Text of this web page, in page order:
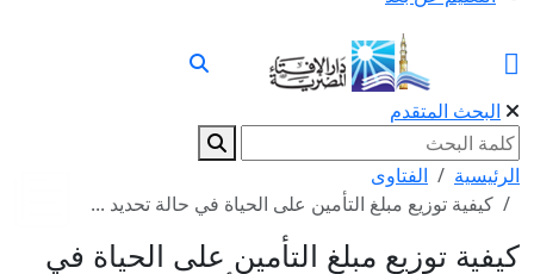
البحث المتقدم
الرئيسية
الفتاوى
كيفية توزيع مبلغ التأمين على الحياة في حالة تحديد ...
كيفية توزيع مبلغ التأمين على الحياة في